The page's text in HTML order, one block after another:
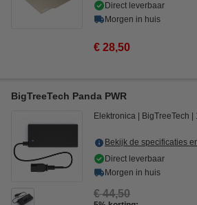
Direct leverbaar
Morgen in huis
€ 28,50
BigTreeTech Panda PWR
Elektronica BigTreeTech
Bekijk de specificaties
Direct leverbaar
Morgen in huis
€ 44,50